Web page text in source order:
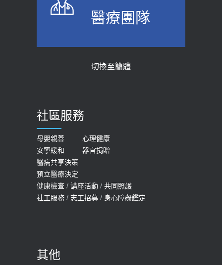
上班常待在冷氣房？小心泌尿道感染
醫示警：1病症嚴重恐喪命
2026-05-21
女性必看國健署公費懶人包！這幾項檢
查完全免費 沒做虧大了
2026-05-14
骨科魏志定主任接受專訪 【年代電視
質密度檢查！醫：注意5重點可逆轉
膝蓋退化有9大部位 骨科醫坦言：不
一定得換人工關節
2019-10-08
20歲迪士尼男星因癲癇猝逝 老人小
孩最好發、醫師點出8大前兆
2019-07-09
醫療團隊
切換至簡體
社區服務
母嬰親善
心理健康
安寧緩和
器官捐贈
醫病共享決策
預立醫療決定
健康檢查 / 講座活動 / 共同照護
社工服務 / 志工招募 / 身心障礙鑑定
其他